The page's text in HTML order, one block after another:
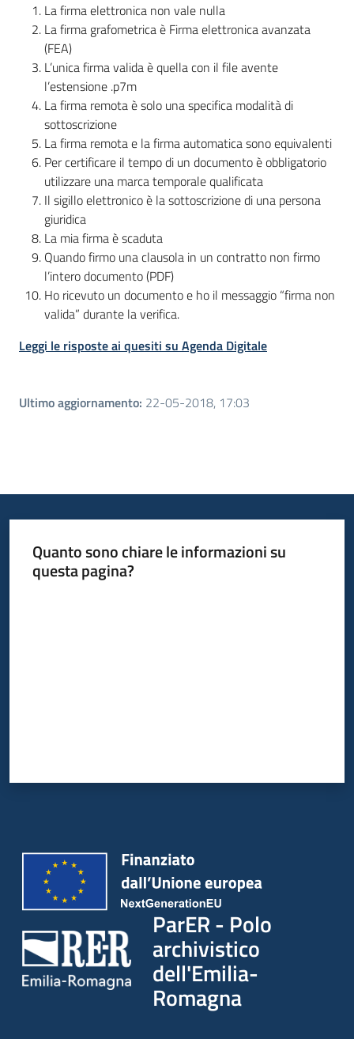
La firma elettronica non vale nulla
La firma grafometrica è Firma elettronica avanzata
(FEA)
L’unica firma valida è quella con il file avente
l’estensione .p7m
La firma remota è solo una specifica modalità di
sottoscrizione
La firma remota e la firma automatica sono equivalenti
Per certificare il tempo di un documento è obbligatorio
utilizzare una marca temporale qualificata
Il sigillo elettronico è la sottoscrizione di una persona
giuridica
La mia firma è scaduta
Quando firmo una clausola in un contratto non firmo
l’intero documento (PDF)
Ho ricevuto un documento e ho il messaggio “firma non
valida” durante la verifica.
Leggi le risposte ai quesiti su Agenda Digitale
Ultimo aggiornamento: 22-05-2018, 17:03
Quanto sono chiare le informazioni su
questa pagina?
ParER - Polo
archivistico
dell'Emilia-
Romagna